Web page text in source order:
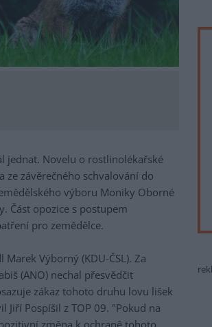
jednat. Novelu o rostlinolékařské
ze závěrečného schvalování do
výboru Moniky Oborné
Část opozice s postupem
pro zemědělce.
Výborný (KDU-ČSL). Za
(ANO) nechal přesvědčit
zákaz tohoto druhu lovu lišek
Pospíšil z TOP 09. "Pokud na